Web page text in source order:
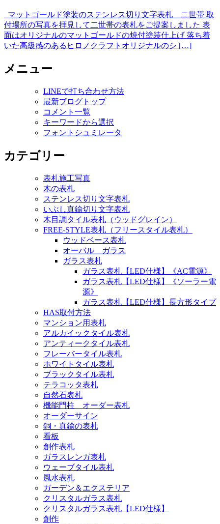
マットゴールド塗装のステンレス切り文字表札 二世帯 取
付場所の写真を拝見して二世帯の表札をご提案しました 表
面はオリジナルのマットゴールドの焼付塗装仕上げ 落ち着
いた高級感のあるヒロノクラフトオリジナルのシ […]
メニュー
LINEで打ち合わせ方法
最新ブログトップ
コメント一覧
キーワードから選択
フォントシュミレータ
カテゴリー
表札施工写真
木の表札
ステンレス切り文字表札
いぶし真鍮切り文字表札
木目調タイル表札（ウッドグレイン）
FREE-STYLE表札（フリースタイル表札）
ウッドベース表札
オーバル ガラス
ガラス表札
ガラス表札【LED仕様】《AC電源》
ガラス表札【LED仕様】《ソーラー電
源》
ガラス表札【LED仕様】長方形タイプ
HAS取付方法
マンション用表札
アルカイックタイル表札
アンティークタイル表札
フレーバータイル表札
ホワイトタイル表札
ブラックタイル表札
テラコッタ表札
自然石表札
機能門柱 オーダー表札
オーダーサイン
銅・真鍮の表札
看板
創作表札
ガラスレンガ表札
ウェーブタイル表札
風水表札
ガーデン＆エクステリア
クリスタルガラス表札
クリスタルガラス表札【LED仕様】
創作